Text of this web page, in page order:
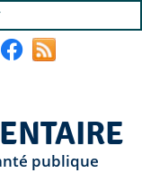
publique